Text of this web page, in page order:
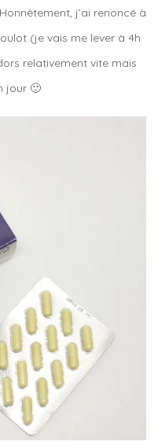
j’ai renoncé à
(je vais me lever à 4h
relativement vite mais
jour 🙂